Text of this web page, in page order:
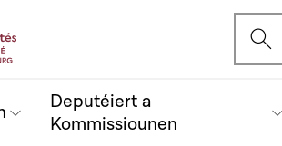
Deputéiert a
Kommissiounen